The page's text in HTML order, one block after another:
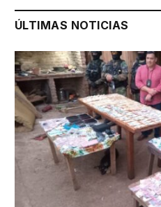
ÚLTIMAS NOTICIAS